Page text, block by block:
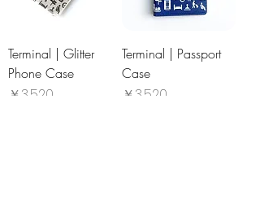
Terminal | Glitter
Phone Case
価格
￥3,520
Terminal | Passport
Case
価格
￥3,520